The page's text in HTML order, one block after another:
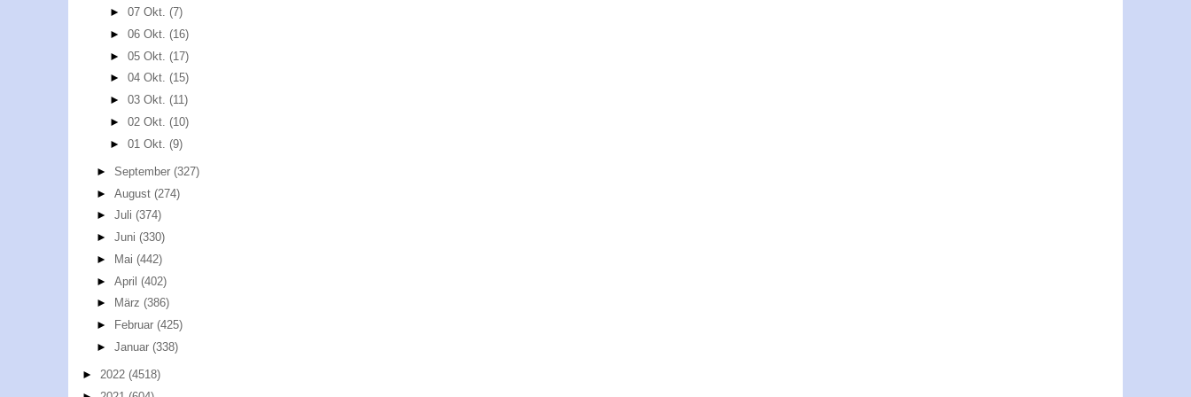
►07 Okt.(7)
►06 Okt.(16)
►05 Okt.(17)
►04 Okt.(15)
►03 Okt.(11)
►02 Okt.(10)
►01 Okt.(9)
► September (327)
► August (274)
► Juli (374)
► Juni (330)
►
Mai (442)
► April (402)
►
März (386)
►
Februar (425)
► Januar (338)
► 2022 (4518)